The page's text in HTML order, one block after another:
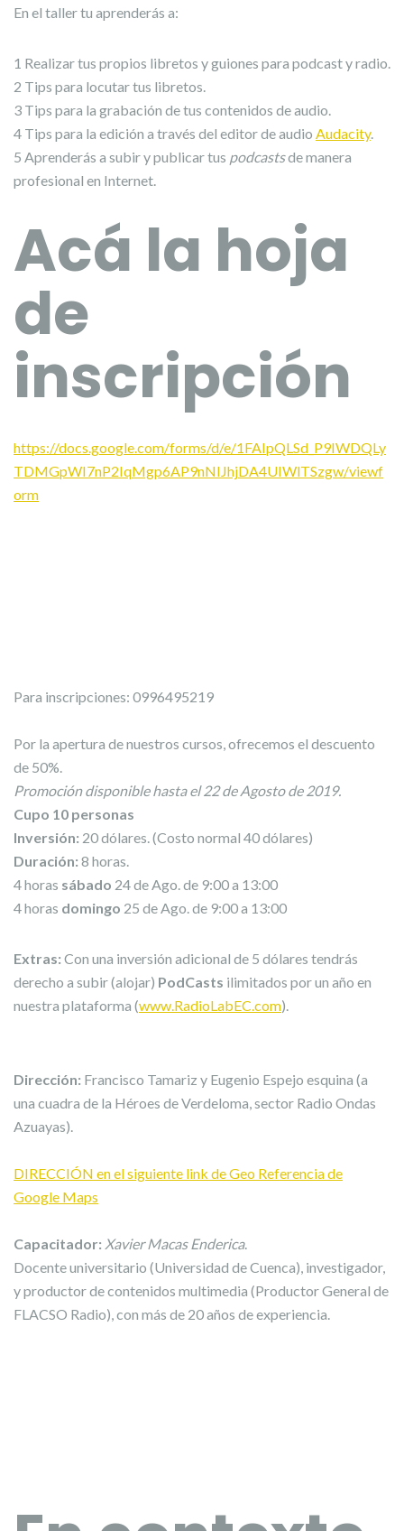
En el taller tu aprenderás a:
1 Realizar tus propios libretos y guiones para podcast y radio.
2 Tips para locutar tus libretos.
3 Tips para la grabación de tus contenidos de audio.
4 Tips para la edición a través del editor de audio Audacity.
5 Aprenderás a subir y publicar tus podcastsde manera
profesional en Internet.
Acá la hoja
de
inscripción
https://docs.google.com/forms/d/e/1FAIpQLSd_P9IWDQLy
TDMGpWI7nP2IqMgp6AP9nNIJhjDA4UIWlTSzgw/viewf
orm
Para inscripciones: 0996495219
Por la apertura de nuestros cursos, ofrecemos el descuento
de 50%.
Promoción disponible hasta el 22 de Agosto de 2019.
Cupo 10 personas
Inversión: 20 dólares. (Costo normal 40 dólares)
Duración: 8 horas.
4 horas sábado 24 de Ago. de 9:00 a 13:00
4 horas domingo 25 de Ago. de 9:00 a 13:00
Extras: Con una inversión adicional de 5 dólares tendrás
derecho a subir (alojar) PodCasts ilimitados por un año en
nuestra plataforma (www.RadioLabEC.com).
Dirección: Francisco Tamariz y Eugenio Espejo esquina (a
una cuadra de la Héroes de Verdeloma, sector Radio Ondas
Azuayas).
DIRECCIÓN en el siguiente link de Geo Referencia de
Google Maps
Capacitador: Xavier Macas Enderica.
Docente universitario (Universidad de Cuenca), investigador,
y productor de contenidos multimedia (Productor General de
FLACSO Radio), con más de 20 años de experiencia.